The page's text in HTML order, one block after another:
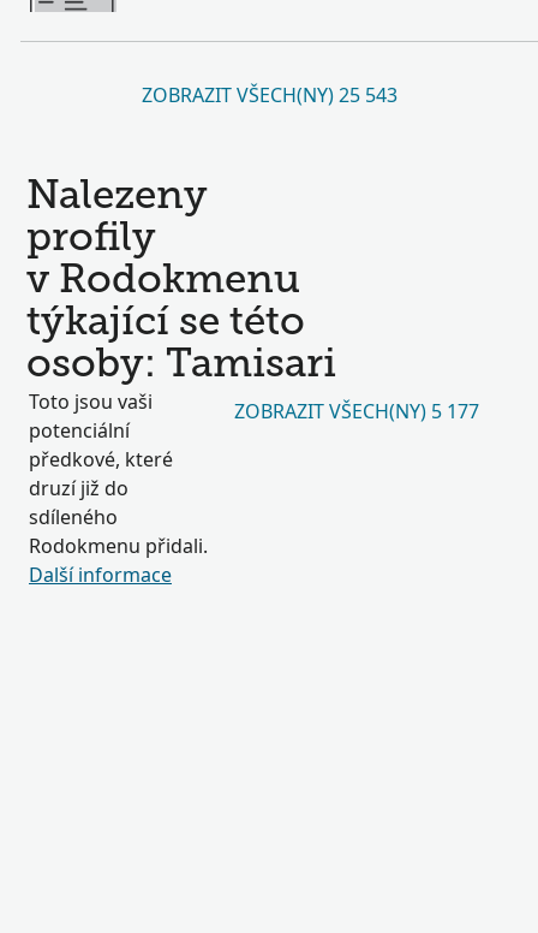
ZOBRAZIT VŠECH(NY) 25 543
Nalezeny
profily
v Rodokmenu
týkající se této
osoby: Tamisari
Toto jsou vaši
potenciální
předkové, které
druzí již do
sdíleného
Rodokmenu přidali.
Další informace
ZOBRAZIT VŠECH(NY) 5 177